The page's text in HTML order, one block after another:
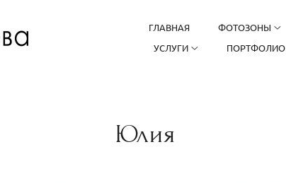
ГЛАВНАЯ ФОТОЗОНЫ
УСЛУГИ
ПОРТФОЛИО
Юлия